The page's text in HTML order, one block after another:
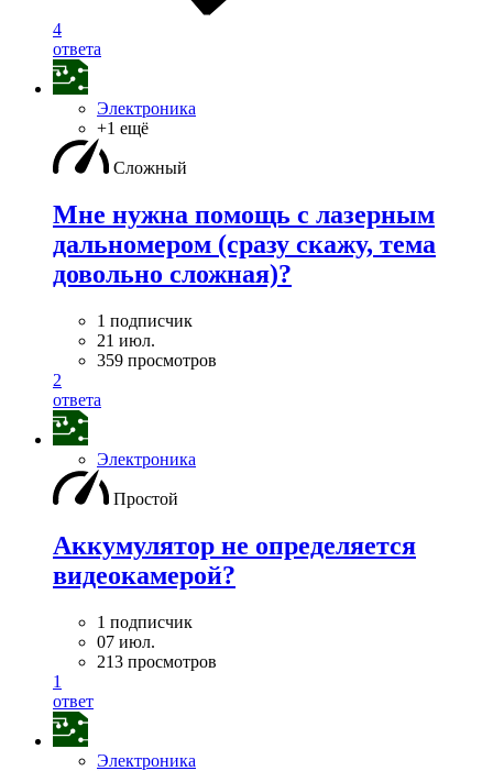
4
ответа
Электроника
+1 ещё
Сложный
Мне нужна помощь с лазерным
дальномером (сразу скажу, тема
довольно сложная)?
1 подписчик
21 июл.
359 просмотров
2
ответа
Электроника
Простой
Аккумулятор не определяется
видеокамерой?
1 подписчик
07 июл.
213 просмотров
1
ответ
Электроника